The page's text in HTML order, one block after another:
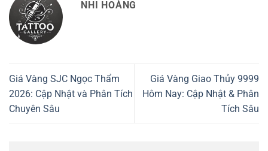
NHI HOÀNG
Giá Vàng SJC Ngọc Thẩm
2026: Cập Nhật và Phân Tích
Chuyên Sâu
Giá Vàng Giao Thủy 9999
Hôm Nay: Cập Nhật & Phân
Tích Sâu